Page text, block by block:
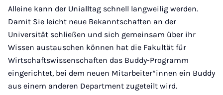
Alleine kann der Unialltag schnell langweilig werden.
Damit Sie leicht neue Bekanntschaften an der
Universität schließen und sich gemeinsam über ihr
Wissen austauschen können hat die Fakultät für
Wirtschaftswissenschaften das Buddy-Programm
eingerichtet, bei dem neuen Mitarbeiter*innen ein Buddy
aus einem anderen Department zugeteilt wird.